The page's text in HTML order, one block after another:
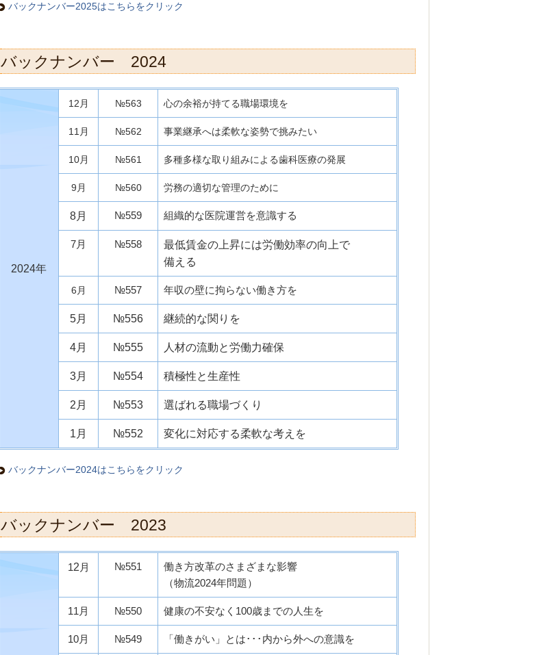
バックナンバー2025はこちらをクリック
バックナンバー 2024
2024年
12月 №563 心の余裕が持てる職場環境を
11月 №562 事業継承へは柔軟な姿勢で挑みたい
10月 №561 多種多様な取り組みによる歯科医療の発展
9月 №560 労務の適切な管理のために
8月 №559 組織的な医院運営を意識する
7月 №558
最低賃金の上昇には労働効率の向上で
備える
6月 №557 年収の壁に拘らない働き方を
5月 №556 継続的な関りを
4月 №555 人材の流動と労働力確保
3月 №554 積極性と生産性
2月 №553 選ばれる職場づくり
1月 №552 変化に対応する柔軟な考えを
バックナンバー2024はこちらをクリック
バックナンバー 2023
12 月 №551
働き方改革のさまざまな影響
（物流2024年問題）
11月 №550 健康の不安なく100歳までの人生を
10月 №549 「働きがい」とは･･･内から外への意識を